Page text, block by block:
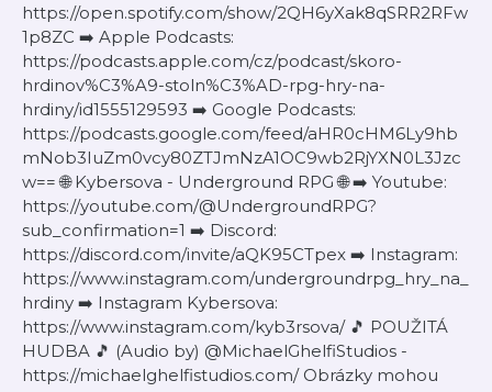
https://open.spotify.com/show/2QH6yXak8qSRR2RFw
1p8ZC ➡️ Apple Podcasts:
https://podcasts.apple.com/cz/podcast/skoro-
hrdinov%C3%A9-stoln%C3%AD-rpg-hry-na-
hrdiny/id1555129593 ➡️ Google Podcasts:
https://podcasts.google.com/feed/aHR0cHM6Ly9hb
mNob3IuZm0vcy80ZTJmNzA1OC9wb2RjYXN0L3Jzc
w== 🌐 Kybersova - Underground RPG 🌐 ➡️ Youtube:
https://youtube.com/@UndergroundRPG?
sub_confirmation=1 ➡️ Discord:
https://discord.com/invite/aQK95CTpex ➡️ Instagram:
https://www.instagram.com/undergroundrpg_hry_na_
hrdiny ➡️ Instagram Kybersova:
https://www.instagram.com/kyb3rsova/ 🎵 POUŽITÁ
HUDBA 🎵 (Audio by) @MichaelGhelfiStudios -
https://michaelghelfistudios.com/ Obrázky mohou